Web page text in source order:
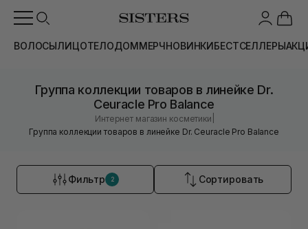
ВОЛОСЫЛИЦОТЕЛОДОММЕРЧНОВИНКИБЕСТСЕЛЛЕРЫ
Группа коллекции товаров в линейке Dr.
Ceuracle Pro Balance
Интернет магазин косметики
Группа коллекции товаров в линейке Dr. Ceuracle Pro Balance
Фильтр 2 Сортировать